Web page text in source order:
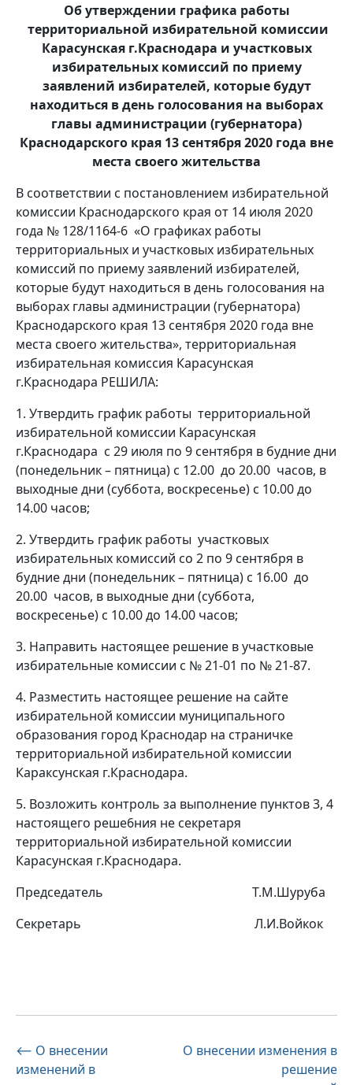
Об утверждении графика работы
территориальной избирательной комиссии
Карасунская г.Краснодара и участковых
избирательных комиссий по приему
заявлений избирателей, которые будут
находиться в день голосования на выборах
главы администрации (губернатора)
Краснодарского края 13 сентября 2020 года вне
места своего жительства
В соответствии с постановлением избирательной
комиссии Краснодарского края от 14 июля 2020
года № 128/1164-6 «О графиках работы
территориальных и участковых избирательных
комиссий по приему заявлений избирателей,
которые будут находиться в день голосования на
выборах главы администрации (губернатора)
Краснодарского края 13 сентября 2020 года вне
места своего жительства», территориальная
избирательная комиссия Карасунская
г.Краснодара РЕШИЛА:
1. Утвердить график работы территориальной
избирательной комиссии Карасунская
г.Краснодара с 29 июля по 9 сентября в будние дни
(понедельник – пятница) с 12.00 до 20.00 часов, в
выходные дни (суббота, воскресенье) с 10.00 до
14.00 часов;
2. Утвердить график работы участковых
избирательных комиссий со 2 по 9 сентября в
будние дни (понедельник – пятница) с 16.00 до
20.00 часов, в выходные дни (суббота,
воскресенье) с 10.00 до 14.00 часов;
3. Направить настоящее решение в участковые
избирательные комиссии с № 21-01 по № 21-87.
4. Разместить настоящее решение на сайте
избирательной комиссии муниципального
образования город Краснодар на страничке
территориальной избирательной комиссии
Караксунская г.Краснодара.
5. Возложить контроль за выполнение пунктов 3, 4
настоящего реше6ния не секретаря
территориальной избирательной комиссии
Карасунская г.Краснодара.
Председатель
Секретарь
Т.М.Шуруба
Л.И.Войкок
Навигация
по
⟵ О внесении
изменений в
О внесении изменения в
решение